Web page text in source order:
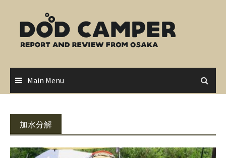
content
Main Menu
加水分解